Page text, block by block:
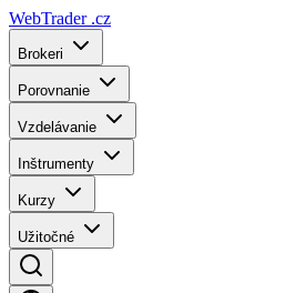
WebTrader .cz
Brokeri
Porovnanie
Vzdelávanie
Inštrumenty
Kurzy
Užitočné